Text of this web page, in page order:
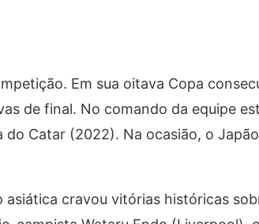
Em sua oitava Copa
de final. No comando da equipe
Catar (2022). Na ocasião, o
cravou vitórias históricas